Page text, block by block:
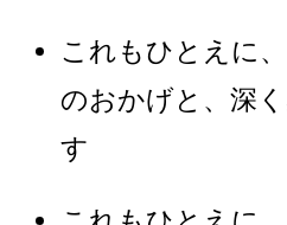
これもひとえに
のおかげと、深
す